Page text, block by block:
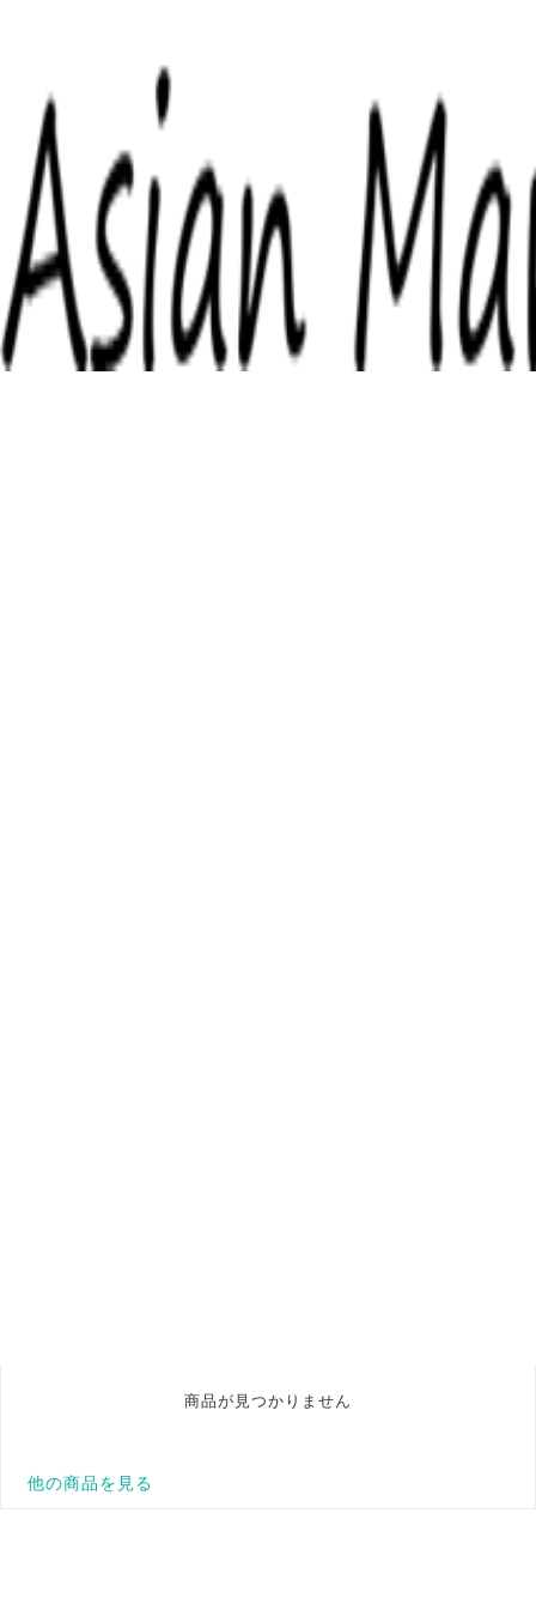
商品が見つかりません
他の商品を見る